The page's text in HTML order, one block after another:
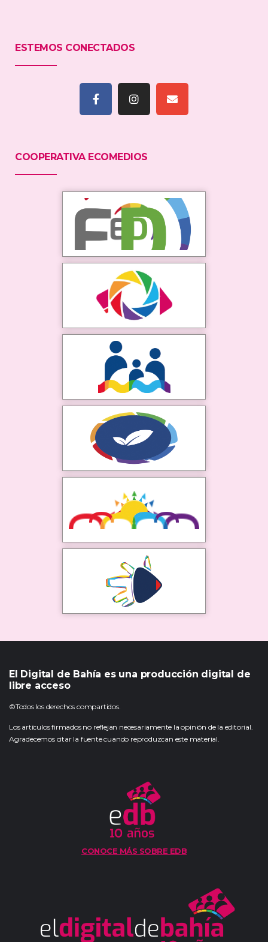
ESTEMOS CONECTADOS
COOPERATIVA ECOMEDIOS
El Digital de Bahía es una producción digital de
libre acceso
©Todos los derechos compartidos.
Los artículos firmados no reflejan necesariamente la opinión de la editorial.
Agradecemos citar la fuente cuando reproduzcan este material.
CONOCE MÁS SOBRE EDB